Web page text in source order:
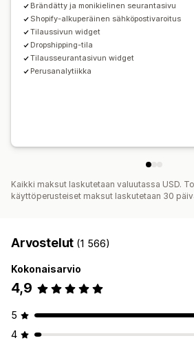
Brändätty ja monikielinen seurantasivu
Shopify-alkuperäinen sähköpostivaroitus
Tilaussivun widget
Dropshipping-tila
Tilausseurantasivun widget
Perusanalytiikka
Kaikki maksut laskutetaan valuutassa USD.
käyttöperusteiset maksut laskutetaan 30
Arvostelut (1 566)
Kokonaisarvio
4,9
5
4